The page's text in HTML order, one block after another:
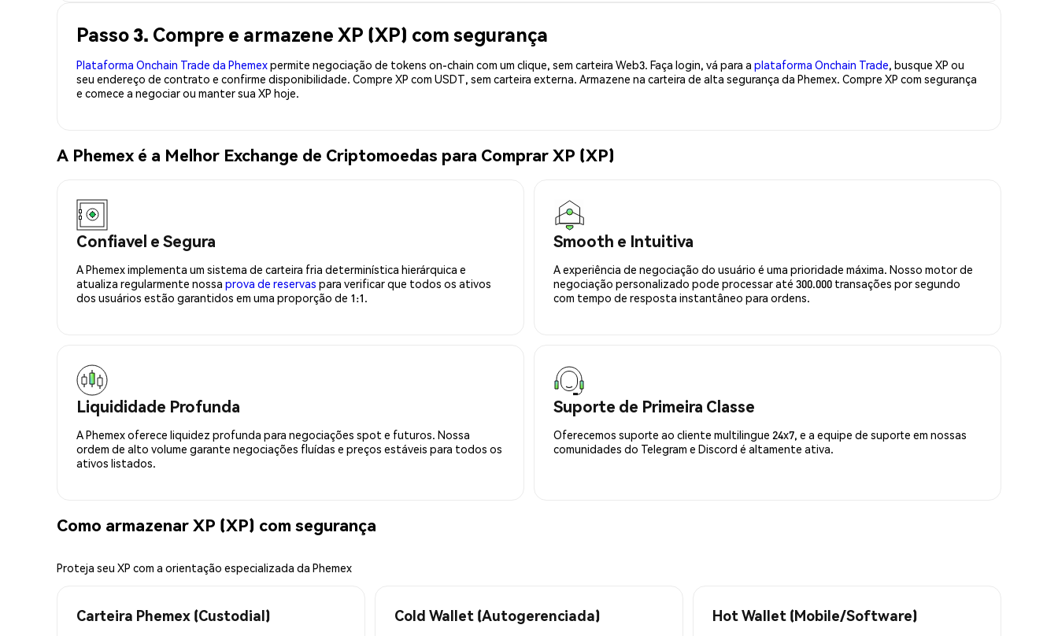
Passo 3. Compre e armazene XP (XP) com segurança
Plataforma Onchain Trade da Phemexpermite negociação de tokens on-chain com um clique, sem carteira Web3. Faça login, vá para a plataforma Onchain Trade, busque XP ou
seu endereço de contrato e confirme disponibilidade. Compre XP com USDT, sem carteira externa. Armazene na carteira de alta segurança da Phemex. Compre XP com segurança
e comece a negociar ou manter sua XP hoje.
A Phemex é a Melhor Exchange de Criptomoedas para Comprar XP (XP)
Confiavel e Segura
A Phemex implementa um sistema de carteira fria determinística hierárquica e
atualiza regularmente nossa prova de reservas para verificar que todos os ativos
dos usuários estão garantidos em uma proporção de 1:1.
Smooth e Intuitiva
A experiência de negociação do usuário é uma prioridade máxima. Nosso motor de
negociação personalizado pode processar até 300.000 transações por segundo
com tempo de resposta instantâneo para ordens.
Liquididade Profunda
A Phemex oferece liquidez profunda para negociações spot e futuros. Nossa
ordem de alto volume garante negociações fluídas e preços estáveis para todos os
ativos listados.
Suporte de Primeira Classe
Oferecemos suporte ao cliente multilingue 24x7, e a equipe de suporte em nossas
comunidades do Telegram e Discord é altamente ativa.
Como armazenar XP (XP) com segurança
Proteja seu XP com a orientação especializada da Phemex
Carteira Phemex (Custodial) Cold Wallet (Autogerenciada) Hot Wallet (Mobile/Software)